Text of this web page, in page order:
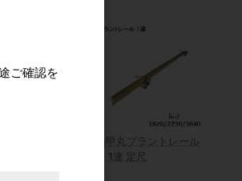
真鍮甲丸プラントレール
足付 1連 定尺
ご確認を